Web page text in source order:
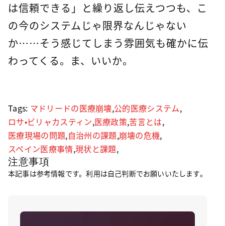
は信頼できる」と繰り返し伝えつつも、こ
の今のシステムじゃ限界なんじゃない
か……そう感じてしまう雰囲気も確かに伝
わってくる。ま、いいか。
Tags: マドリードの医療崩壊,公的医療システム,
ロサ・ビリャカスティン,医療政策,苦言とは,
医療現場の問題,自治州の課題,崩壊の危機,
スペイン医療事情,現状と課題,
注意事項
本記事は参考情報です。利用は自己判断でお願いいたします。